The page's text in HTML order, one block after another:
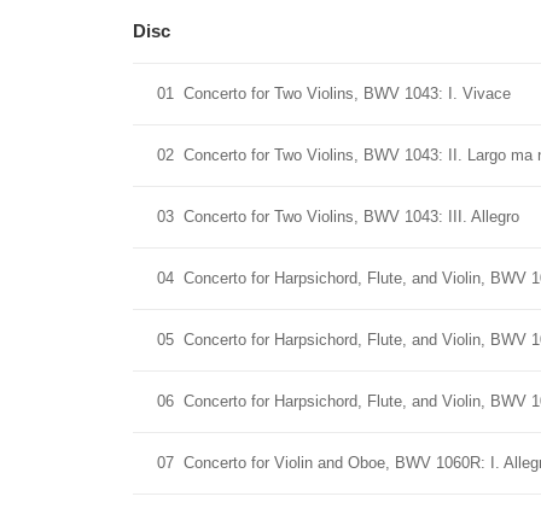
Disc
01 Concerto for Two Violins, BWV 1043: I. Vivace
02 Concerto for Two Violins, BWV 1043: II. Largo ma
03 Concerto for Two Violins, BWV 1043: III. Allegro
04 Concerto for Harpsichord, Flute, and Violin, BWV
05 Concerto for Harpsichord, Flute, and Violin, BWV
06 Concerto for Harpsichord, Flute, and Violin, BWV
07 Concerto for Violin and Oboe, BWV 1060R: I.